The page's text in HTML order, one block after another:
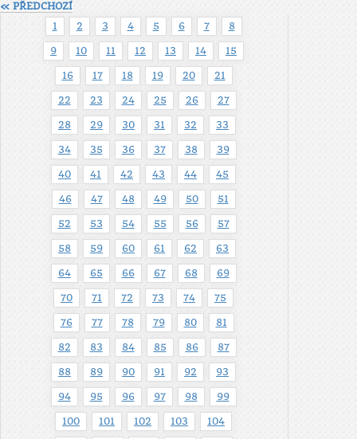
« PŘEDCHOZÍ
1
2 3 4 5 6 7 8
9 10 11 12 13 14 15
16 17 18 19 20 21
22 23 24 25 26 27
28 29 30 31 32 33
34 35 36 37 38 39
40 41 42 43 44 45
46 47 48 49 50 51
52 53 54 55 56 57
58 59 60 61 62 63
64 65 66 67 68 69
70 71 72 73 74 75
76 77 78 79 80 81
82 83 84 85 86 87
88 89 90 91 92 93
94 95 96 97 98 99
100 101 102 103 104